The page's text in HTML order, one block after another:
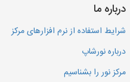
درباره ما
شرایط استفاده از نرم افزارهای مرکز
درباره نورشاپ
مرکز نور را بشناسیم